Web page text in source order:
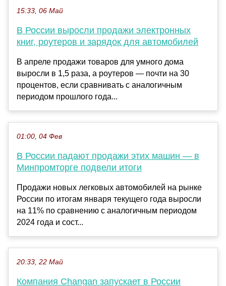
15:33, 06 Май
В России выросли продажи электронных
книг, роутеров и зарядок для автомобилей
В апреле продажи товаров для умного дома
выросли в 1,5 раза, а роутеров — почти на 30
процентов, если сравнивать с аналогичным
периодом прошлого года...
01:00, 04 Фев
В России падают продажи этих машин — в
Минпромторге подвели итоги
Продажи новых легковых автомобилей на рынке
России по итогам января текущего года выросли
на 11% по сравнению с аналогичным периодом
2024 года и сост...
20:33, 22 Май
Компания Changan запускает в России